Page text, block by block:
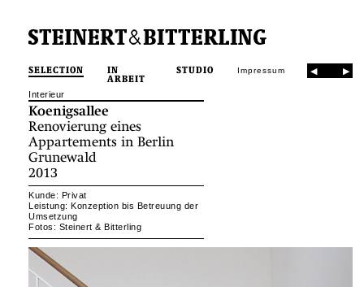
SELECTION IN
ARBEIT
STUDIO Impressum
Interieur
Koenigsallee
Renovierung eines
Appartements in Berlin
Grunewald
2013
Kunde: Privat
Leistung: Konzeption bis Betreuung der
Umsetzung
Fotos: Steinert & Bitterling